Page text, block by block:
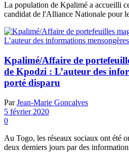
La population de Kpalimé a accueilli
candidat de l'Alliance Nationale pour
Kpalimé/Affaire de
de Kpodzi : L’auteur des
porté disparu
Par Jean-Marie Goncalves
5 février 2020
0
Au Togo, les réseaux sociaux ont été
deux derniers jours par des